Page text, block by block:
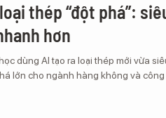
thép “đột phá”:
hơn
dùng AI tạo ra loại thép mới vừa
lớn cho ngành hàng không và công